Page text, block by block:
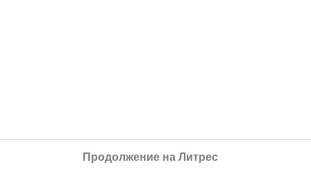
Продолжение на Литрес